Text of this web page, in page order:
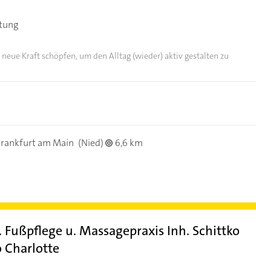
Kraft schöpfen, um den Alltag (wieder) aktiv gestalten zu
am Main (Nied)
6,6 km
u. Massagepraxis Inh. Schittko
Charlotte